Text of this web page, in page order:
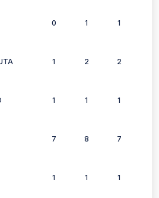
0 1 1
1 2 2
1 1 1
7 8 7
1 1 1